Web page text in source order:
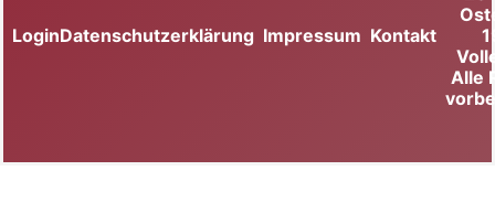
LoginDatenschutzerklärung Impressum Kontakt
Alle